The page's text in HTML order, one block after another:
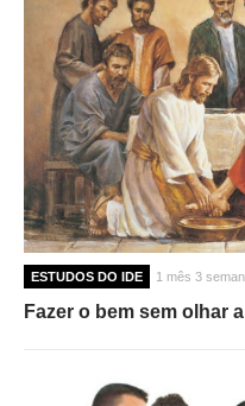
ESTUDOS DO IDE 1 mês 3
Fazer o bem sem olhar